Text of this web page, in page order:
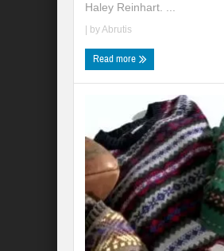
Haley Reinhart. ...
| byAbrutis
Read more